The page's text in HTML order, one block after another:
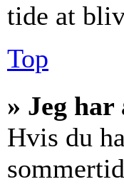
tide at
Top
» Jeg
Hvis du